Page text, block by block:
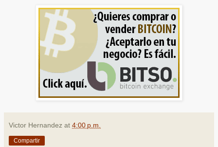
Victor Hernandez at 4:00 p.m.
Compartir